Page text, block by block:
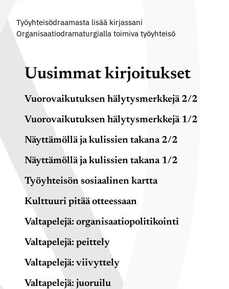
Työyhteisödraamasta lisää kirjassani
Organisaatiodramaturgialla toimiva työyhteisö
Uusimmat kirjoitukset
Vuorovaikutuksen hälytysmerkkejä 2/2
Vuorovaikutuksen hälytysmerkkejä 1/2
Näyttämöllä ja kulissien takana 2/2
Näyttämöllä ja kulissien takana 1/2
Työyhteisön sosiaalinen kartta
Kulttuuri pitää otteessaan
Valtapelejä: organisaatiopolitikointi
Valtapelejä: peittely
Valtapelejä: viivyttely
Valtapelejä: juoruilu